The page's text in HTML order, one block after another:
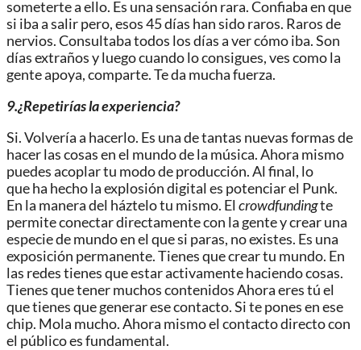
someterte a ello. Es una sensación rara. Confiaba en que
si iba a salir pero,esos 45 días han sido raros. Rarosde
nervios. Consultaba todos los días a ver cómo iba.Son
días extraños y luego cuando lo consigues, ves como la
gente apoya, comparte. Te da mucha fuerza.
9.¿Repetirías laexperiencia?
Si. Volvería a hacerlo. Es una de tantas nuevas formas de
hacer las cosas en el mundo de la música. Ahora mismo
puedesacoplar tu modo de producción.Al final, lo
queha hecho la explosión digital es potenciar el Punk.
En la manera del háztelo tu mismo. El crowdfundingte
permite conectar directamente con la gente y crear una
especie de mundo en el que si paras, no existes. Es una
exposición permanente.Tienes que crear tu mundo. En
las redes tienes que estar activamente haciendo cosas.
Tienesque tener muchos contenidosAhora eres tú el
que tienes que generar ese contacto. Si tepones en ese
chip. Mola mucho.Ahora mismo el contactodirecto con
el públicoes fundamental.